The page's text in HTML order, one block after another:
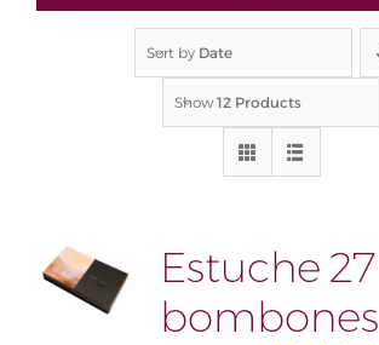
Sort by Date
Show 12 Products
Estuche 27
bombones